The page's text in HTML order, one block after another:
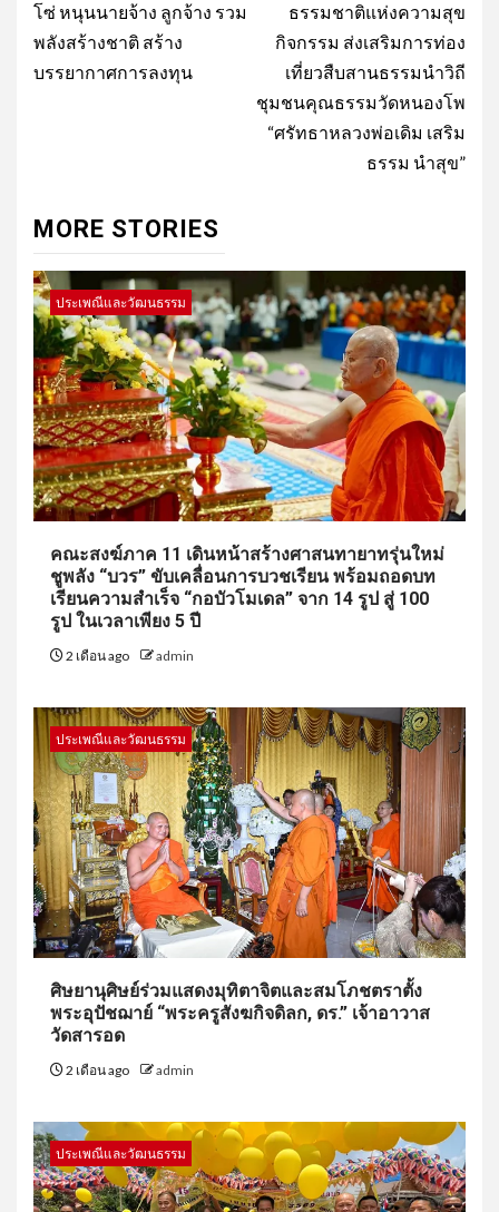
โซ่ หนุนนายจ้าง ลูกจ้าง รวม
พลังสร้างชาติ สร้าง
บรรยากาศการลงทุน
ธรรมชาติแห่งความสุข
กิจกรรม ส่งเสริมการท่อง
เที่ยวสืบสานธรรมนำวิถี
ชุมชนคุณธรรมวัดหนองโพ
“ศรัทธาหลวงพ่อเดิม เสริม
ธรรม นำสุข”
MORE STORIES
ประเพณีและวัฒนธรรม
คณะสงฆ์ภาค 11 เดินหน้าสร้างศาสนทายาทรุ่นใหม่
ชูพลัง “บวร” ขับเคลื่อนการบวชเรียน พร้อมถอดบท
เรียนความสำเร็จ “กอบัวโมเดล” จาก 14 รูป สู่ 100
รูป ในเวลาเพียง 5 ปี
2 เดือน ago admin
ประเพณีและวัฒนธรรม
ศิษยานุศิษย์ร่วมแสดงมุทิตาจิตและสมโภชตราตั้ง
พระอุปัชฌาย์ “พระครูสังฆกิจดิลก, ดร.” เจ้าอาวาส
วัดสารอด
2 เดือน ago admin
ประเพณีและวัฒนธรรม